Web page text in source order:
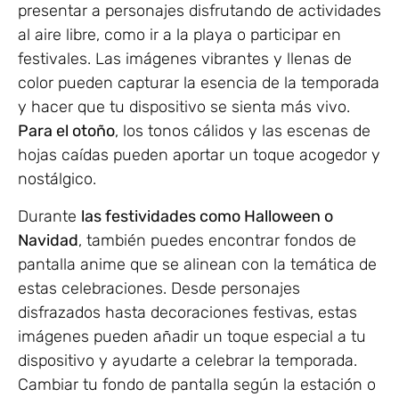
presentar a personajes disfrutando de actividades
al aire libre, como ir a la playa o participar en
festivales. Las imágenes vibrantes y llenas de
color pueden capturar la esencia de la temporada
y hacer que tu dispositivo se sienta más vivo.
Para el otoño, los tonos cálidos y las escenas de
hojas caídas pueden aportar un toque acogedor y
nostálgico.
Durante las festividades como Halloween o
Navidad, también puedes encontrar fondos de
pantalla anime que se alinean con la temática de
estas celebraciones. Desde personajes
disfrazados hasta decoraciones festivas, estas
imágenes pueden añadir un toque especial a tu
dispositivo y ayudarte a celebrar la temporada.
Cambiar tu fondo de pantalla según la estación o